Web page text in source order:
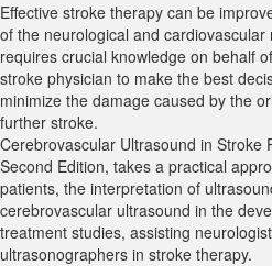
Effective stroke therapy can be
of the neurological and
requires crucial knowledge on behalf
stroke physician to make the best
minimize the damage caused by the
further stroke.
Cerebrovascular Ultrasound in Stroke
Second Edition, takes a practical
patients, the interpretation of
cerebrovascular ultrasound in the
treatment studies, assisting
ultrasonographers in stroke therapy.